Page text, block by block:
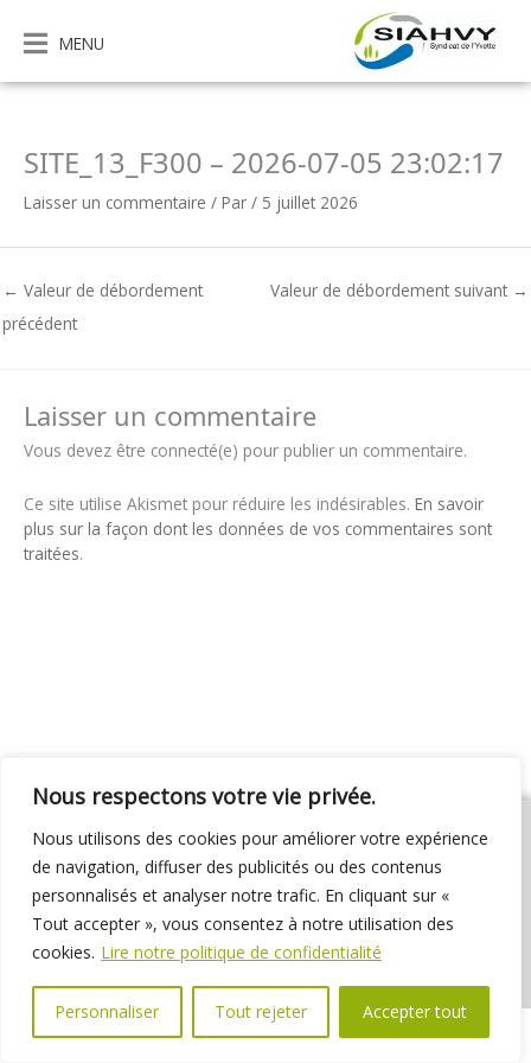
Nous respectons votre vie privée.
Nous utilisons des cookies pour améliorer votre expérience
de navigation, diffuser des publicités ou des contenus
personnalisés et analyser notre trafic. En cliquant sur «
Tout accepter », vous consentez à notre utilisation des
cookies. Lire notre politique de confidentialité
Personnaliser Tout rejeter Accepter tout
contenu
MENU
SITE_13_F300 – 2026-07-05 23:02:17
Laisser un commentaire / Par / 5 juillet 2026
← Valeur de débordement
précédent
Valeur de débordement suivant →
Laisser un commentaire
Vous devez être connecté(e) pour publier un commentaire.
Ce site utilise Akismet pour réduire les indésirables. En savoir
plus sur la façon dont les données de vos commentaires sont
traitées.
01 69 31 72 10 01 69 31 37 31
Nous contacter
Espace élus
Marchés publics Délibérations